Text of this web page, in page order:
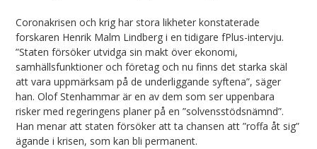
Coronakrisen och krig har stora likheter konstaterade
forskaren Henrik Malm Lindberg i en tidigare fPlus-intervju.
”Staten försöker utvidga sin makt över ekonomi,
samhällsfunktioner och företag och nu finns det starka skäl
att vara uppmärksam på de underliggande syftena”, säger
han. Olof Stenhammar är en av dem som ser uppenbara
risker med regeringens planer på en ”solvensstödsnämnd”.
Han menar att staten försöker att ta chansen att ”roffa åt sig”
ägande i krisen, som kan bli permanent.